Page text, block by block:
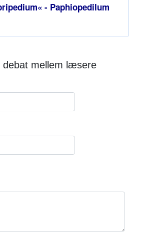
- Paphiopedilum
debat mellem læsere